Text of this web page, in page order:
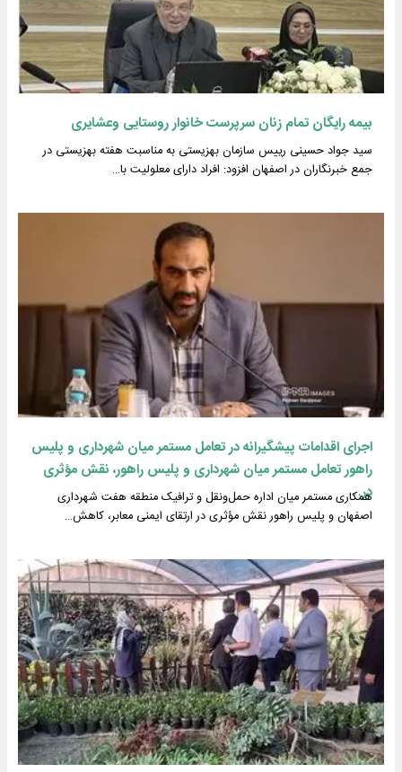
بیمه رایگان تمام زنان سرپرست خانوار روستایی وعشایری
سید جواد حسینی رییس سازمان بهزیستی به مناسبت هفته بهزیستی در
جمع خبرنگاران در اصفهان افزود: افراد دارای معلولیت با…
اجرای اقدامات پیشگیرانه در تعامل مستمر میان شهرداری و پلیس
راهور تعامل مستمر میان شهرداری و پلیس راهور، نقش مؤثری
در…
همکاری مستمر میان اداره حمل‌ونقل و ترافیک منطقه هفت شهرداری
اصفهان و پلیس راهور نقش مؤثری در ارتقای ایمنی معابر، کاهش…